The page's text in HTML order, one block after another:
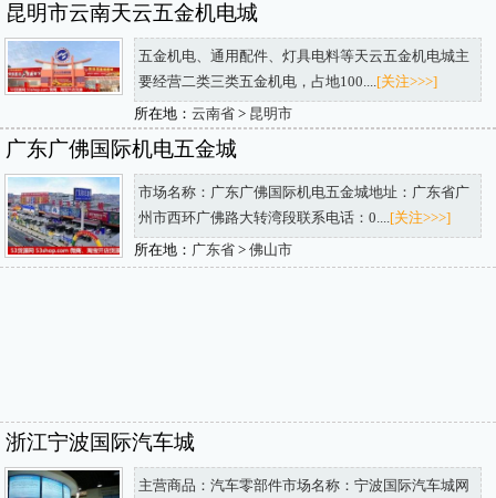
昆明市云南天云五金机电城
五金机电、通用配件、灯具电料等天云五金机电城主
要经营二类三类五金机电，占地100....[关注>>>]
所在地： 云南省> 昆明市
广东广佛国际机电五金城
市场名称：广东广佛国际机电五金城地址：广东省广
州市西环广佛路大转湾段联系电话：0....[关注>>>]
所在地： 广东省> 佛山市
浙江宁波国际汽车城
主营商品：汽车零部件市场名称：宁波国际汽车城网